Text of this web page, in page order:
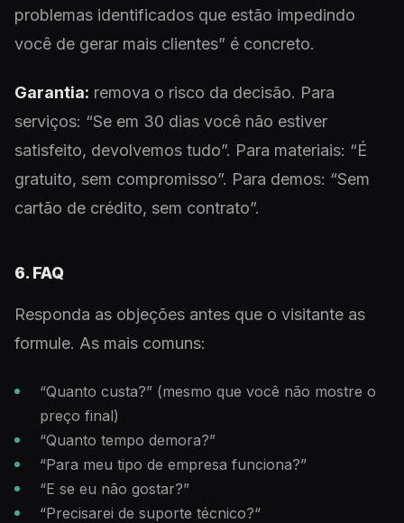
problemas identificados que estão impedindo
você de gerar mais clientes” é concreto.
Garantia: remova o risco da decisão. Para
serviços: “Se em 30 dias você não estiver
satisfeito, devolvemos tudo”. Para materiais: “É
gratuito, sem compromisso”. Para demos: “Sem
cartão de crédito, sem contrato”.
6. FAQ
Responda as objeções antes que o visitante as
formule. As mais comuns:
“Quanto custa?” (mesmo que você não mostre o
preço final)
“Quanto tempo demora?”
“Para meu tipo de empresa funciona?”
“E se eu não gostar?”
“Precisarei de suporte técnico?“